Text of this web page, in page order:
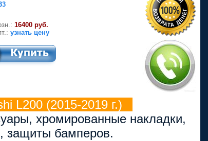
16400 руб.
узнать цену
L200 (2015-2019 г.)
хромированные накладки,
защиты бамперов.